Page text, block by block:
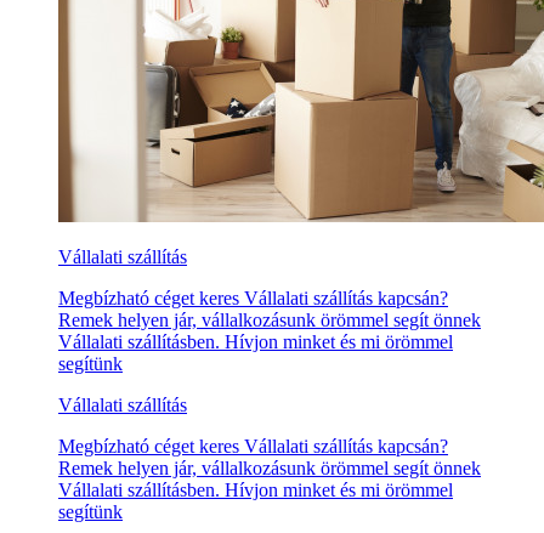
Vállalati szállítás
Megbízható céget keres Vállalati szállítás kapcsán?
Remek helyen jár, vállalkozásunk örömmel segít önnek
Vállalati szállításben. Hívjon minket és mi örömmel
segítünk
Vállalati szállítás
Megbízható céget keres Vállalati szállítás kapcsán?
Remek helyen jár, vállalkozásunk örömmel segít önnek
Vállalati szállításben. Hívjon minket és mi örömmel
segítünk